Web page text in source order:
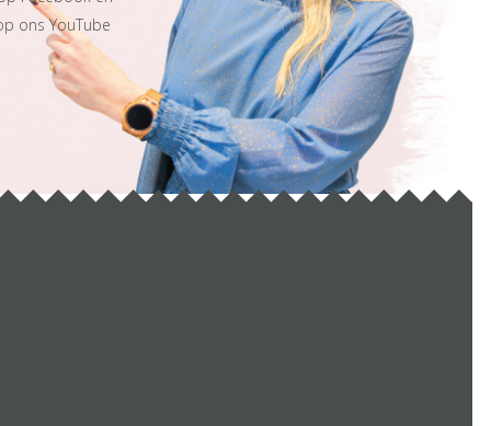
ons YouTube